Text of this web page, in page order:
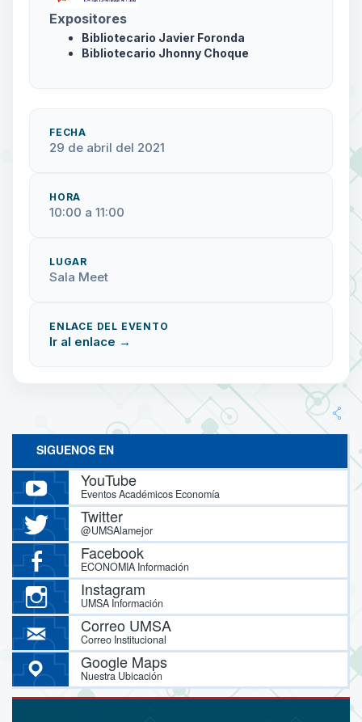
Expositores
Bibliotecario Javier Foronda
Bibliotecario Jhonny Choque
FECHA
29 de abril del 2021
HORA
10:00 a 11:00
LUGAR
Sala Meet
ENLACE DEL EVENTO
Ir al enlace →
SIGUENOS EN
YouTube
Eventos Académicos Economía
Twitter
@UMSAlamejor
Facebook
ECONOMIA Información
Instagram
UMSA Información
Correo UMSA
Correo Institucional
Google Maps
Nuestra Ubicación